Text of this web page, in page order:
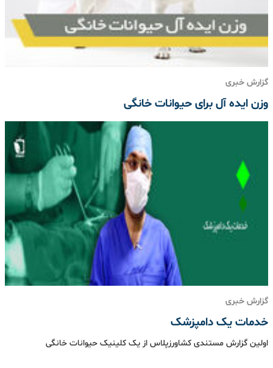
گزارش خبری
وزن ایده آل برای حیوانات خانگی
گزارش خبری
خدمات یک دامپزشک
اولین گزارش مستندی کشاورزپلاس از یک کلینیک حیوانات خانگی